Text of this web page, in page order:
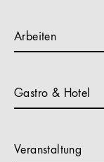
Arbeiten
Gastro & Hotel
Veranstaltung